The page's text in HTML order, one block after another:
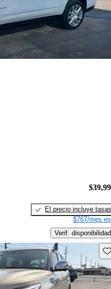
El precio incluye tasas
$767/mes
Verif. disponibilidad